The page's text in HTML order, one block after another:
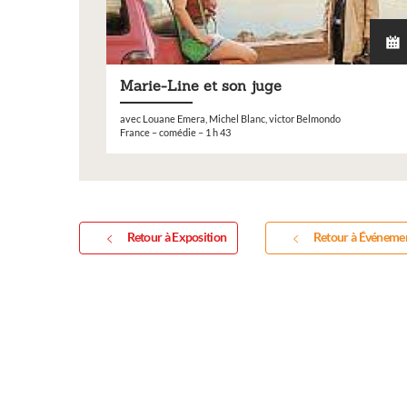
Marie-Line et son juge
avec Louane Emera, Michel Blanc, victor Belmondo
France – comédie – 1 h 43
Retour à Exposition Retour à